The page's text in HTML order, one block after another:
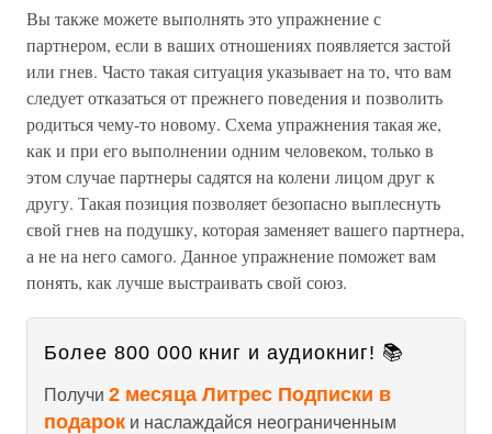
Вы также можете выполнять это упражнение с
партнером, если в ваших отношениях появляется застой
или гнев. Часто такая ситуация указывает на то, что вам
следует отказаться от прежнего поведения и позволить
родиться чему-то новому. Схема упражнения такая же,
как и при его выполнении одним человеком, только в
этом случае партнеры садятся на колени лицом друг к
другу. Такая позиция позволяет безопасно выплеснуть
свой гнев на подушку, которая заменяет вашего партнера,
а не на него самого. Данное упражнение поможет вам
понять, как лучше выстраивать свой союз.
Более 800 000 книг и аудиокниг! 📚
Получи 2 месяца Литрес Подписки в
подарок и наслаждайся неограниченным